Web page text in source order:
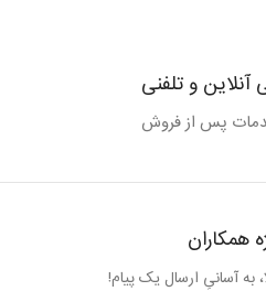
آنلاین و تلفنی
پس از فروش
همکاران
به آسانیِ ارسال یک پیام!